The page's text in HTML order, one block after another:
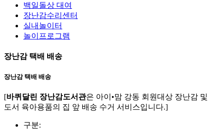
백일돌상 대여
장난감수리센터
실내놀이터
놀이프로그램
장난감 택배 배송
장난감 택배 배송
[바퀴달린 장난감도서관은 아이•맘 강동 회원대상 장난감 및
도서 육아용품의 집 앞 배송 수거 서비스입니다.]
구분: